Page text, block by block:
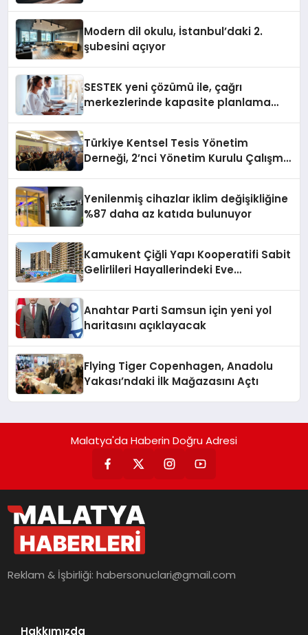
Modern dil okulu, İstanbul’daki 2.
şubesini açıyor
SESTEK yeni çözümü ile, çağrı
merkezlerinde kapasite planlama
Türkiye Kentsel Tesis Yönetim
Derneği, 2’nci Yönetim Kurulu Çalışma
Yenilenmiş cihazlar iklim değişikliğine
%87 daha az katıda bulunuyor
Kamukent Çiğli Yapı Kooperatifi Sabit
Gelirlileri Hayallerindeki Eve
Anahtar Parti Samsun için yeni yol
haritasını açıklayacak
Flying Tiger Copenhagen, Anadolu
Yakası’ndaki İlk Mağazasını Açtı
Malatya'da Haberin Doğru Adresi
Reklam & İşbirliği:habersonuclari@gmail.com
Hakkımızda